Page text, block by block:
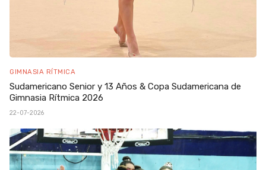
GIMNASIA RÍTMICA
Sudamericano Senior y 13 Años & Copa Sudamericana de
Gimnasia Rítmica 2026
22-07-2026